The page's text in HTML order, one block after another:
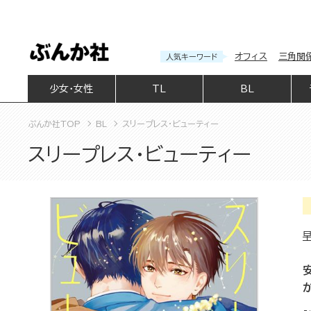
人気キーワード オフィス 三角関
少女・女性 BL
ぶんか社TOP BL スリープレス・ビューティー
スリープレス・ビューティー